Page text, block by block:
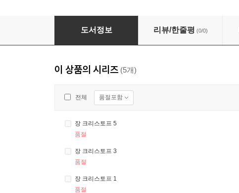
장 크리스토프 4
도서정보 리뷰/한줄평 (0/0)
이 상품의 시리즈 (5개)
전체 품절포함
장 크리스토프 5
품절
장 크리스토프 3
품절
장 크리스토프 1
품절